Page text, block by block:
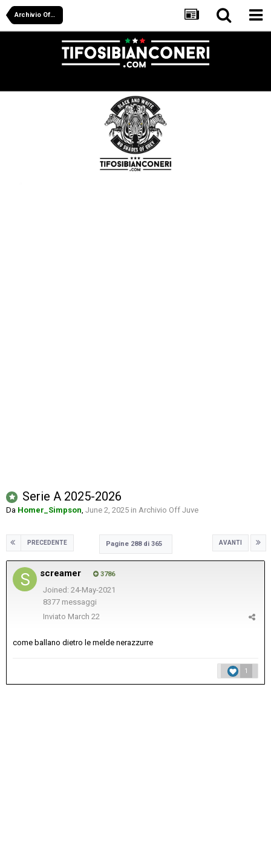
Archivio Off Juve
Serie A 2025-2026
Da Homer_Simpson, June 2, 2025 in Archivio Off Juve
PRECEDENTE AVANTI
Pagine 288 di 365
screamer 3786
Joined: 24-May-2021
8377 messaggi
Inviato March 22
come ballano dietro le melde nerazzurre
1